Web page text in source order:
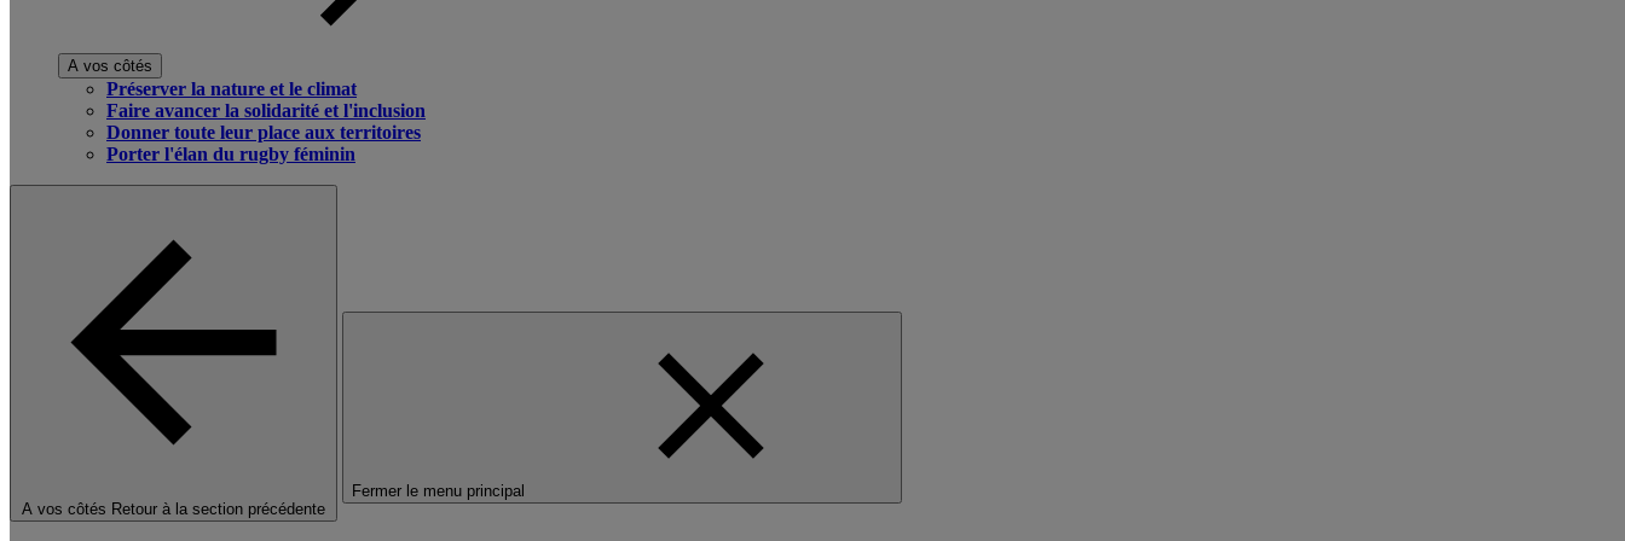
A vos côtés
Préserver la nature et le climat
Faire avancer la solidarité et l'inclusion
Donner toute leur place aux territoires
Porter l'élan du rugby féminin
A vos côtés Retour à la section précédente
Fermer le menu principal